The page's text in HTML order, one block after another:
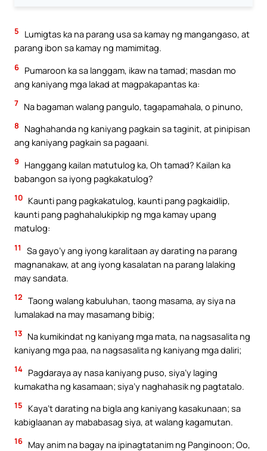
5
Lumigtas ka na parang usa sa kamay ng mangangaso, at
parang ibon sa kamay ng mamimitag.
6 Pumaroon ka sa langgam, ikaw na tamad; masdan mo
ang kaniyang mga lakad at magpakapantas ka:
7 Na bagaman walang pangulo, tagapamahala, o pinuno,
8
Naghahanda ng kaniyang pagkain sa taginit, at pinipisan
ang kaniyang pagkain sa pagaani.
9
Hanggang kailan matutulog ka, Oh tamad? Kailan ka
babangon sa iyong pagkakatulog?
10 Kaunti pang pagkakatulog, kaunti pang pagkaidlip,
kaunti pang paghahalukipkip ng mga kamay upang
matulog:
11
Sa gayo’y ang iyong karalitaan ay darating na parang
magnanakaw, at ang iyong kasalatan na parang lalaking
may sandata.
12 Taong walang kabuluhan, taong masama, ay siya na
lumalakad na may masamang bibig;
13 Na kumikindat ng kaniyang mga mata, na nagsasalita ng
kaniyang mga paa, na nagsasalita ng kaniyang mga daliri;
14 Pagdaraya ay nasa kaniyang puso, siya’y laging
kumakatha ng kasamaan; siya’y naghahasik ng pagtatalo.
15
Kaya’t darating na bigla ang kaniyang kasakunaan; sa
kabiglaanan ay mababasag siya, at walang kagamutan.
16 May anim na bagay na ipinagtatanim ng Panginoon; Oo,